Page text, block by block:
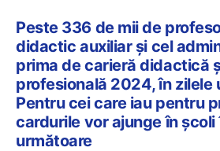
Peste 336 de mii de
didactic auxiliar și cel
prima de carieră didactică
profesională 2024, în zilele
Pentru cei care iau pentru
cardurile vor ajunge în școli
următoare